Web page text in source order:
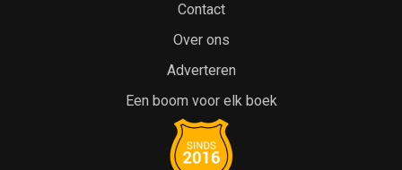
Contact
Over ons
Adverteren
Een boom voor elk boek